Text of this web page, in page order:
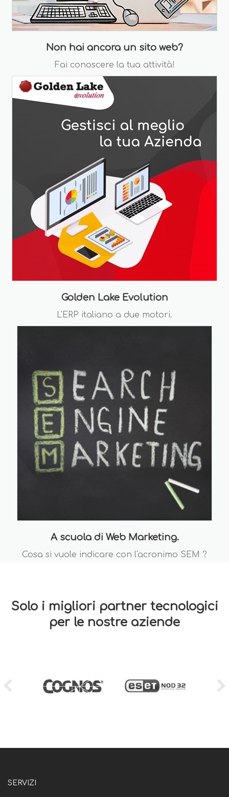
Non hai ancora un sito web?
Fai conoscere la tua attività!
Golden Lake Evolution
L'ERP italiano a due motori.
A scuola di Web Marketing.
Cosa si vuole indicare con l'acronimo SEM ?
Solo i migliori partner tecnologici
per le nostre aziende
SERVIZI